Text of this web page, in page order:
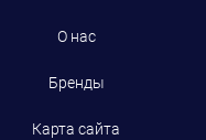
О нас
Бренды
Карта сайта